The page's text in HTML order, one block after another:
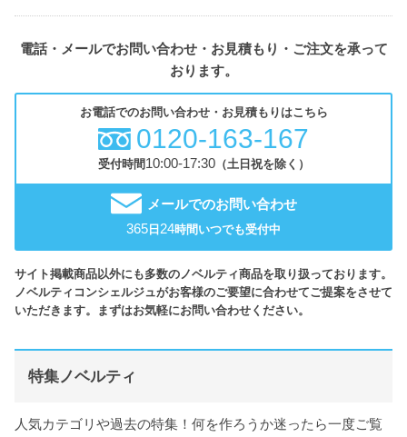
電話・メールでお問い合わせ・お見積もり・ご注文を承って
おります。
お電話でのお問い合わせ・お見積もりはこちら
0120-163-167
受付時間10:00-17:30（土日祝を除く）
メールでのお問い合わせ
365 日 24時間いつでも受付中
サイト掲載商品以外にも多数のノベルティ商品を取り扱っております。
ノベルティコンシェルジュがお客様のご要望に合わせてご提案をさせて
いただきます。まずはお気軽にお問い合わせください。
特集ノベルティ
人気カテゴリや過去の特集！何を作ろうか迷ったら一度ご覧